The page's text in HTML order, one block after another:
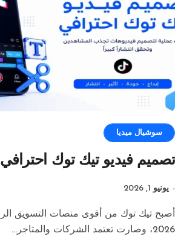
سوشيال ميديا
تصميم فيديو تيك توك احترافي
يونيو 1, 2026
أصبح تيك توك من أقوى منصات التسويق الرقمي في العالم
2026، وصارت تعتمد الشركات والمتاجر...